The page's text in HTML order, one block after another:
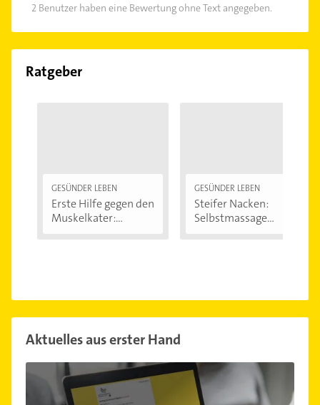
2 Benutzer haben eine Bewertung ohne Text angegeben.
Ratgeber
GESÜNDER LEBEN
Erste Hilfe gegen den
Muskelkater:...
GESÜNDER LEBEN
Steifer Nacken:
Selbstmassage
Aktuelles aus erster Hand